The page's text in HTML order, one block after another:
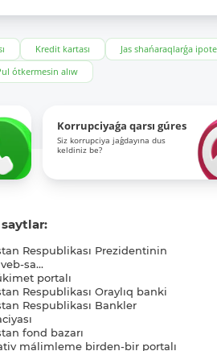
Kredit kartası Jas shańaraqlarǵa
ótkermesin alıw
Korrupciyaǵa qarsı gúres
Siz korrupciya jaǵdayına dus
keldiniz be?
saytlar:
Respublikası Prezidentinin
sa...
portalı
Respublikası Oraylıq banki
Respublikası Bankler
fond bazarı
málimleme birden-bir portalı